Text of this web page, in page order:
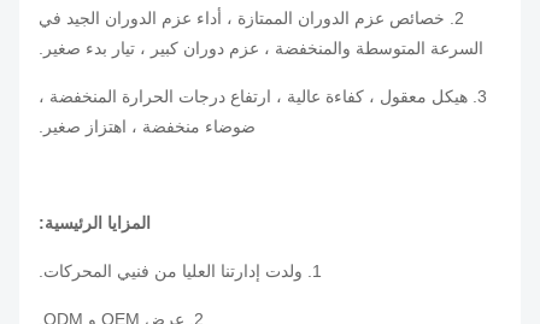
2. خصائص عزم الدوران الممتازة ، أداء عزم الدوران الجيد في
السرعة المتوسطة والمنخفضة ، عزم دوران كبير ، تيار بدء صغير.
3. هيكل معقول ، كفاءة عالية ، ارتفاع درجات الحرارة المنخفضة ،
ضوضاء منخفضة ، اهتزاز صغير.
المزايا الرئيسية: